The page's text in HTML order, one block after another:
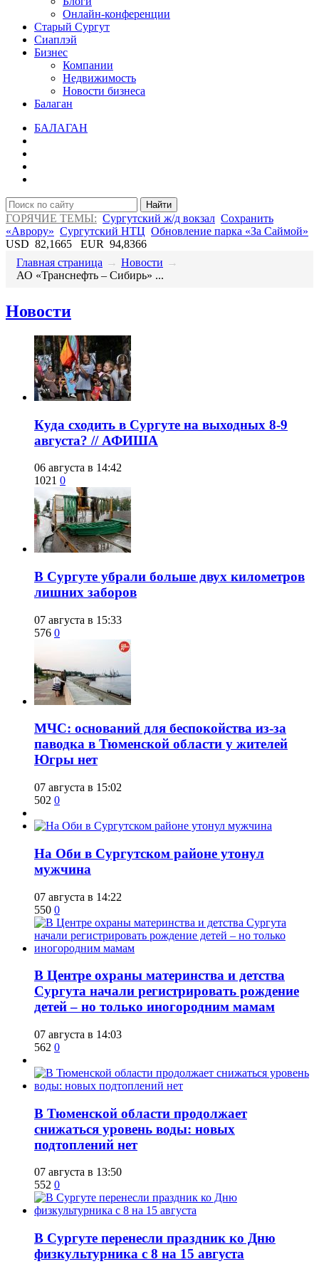
Онлайн-конференции
Старый Сургут
Сиаплэй
Бизнес
Компании
Недвижимость
Новости бизнеса
Балаган
БАЛАГАН
Найти
ГОРЯЧИЕ ТЕМЫ: Сургутский ж/д вокзал Сохранить
«Аврору» Сургутский НТЦ Обновление парка «За Саймой»
USD 82,1665 EUR 94,8366
Главная страница → Новости →
​АО «Транснефть – Сибирь» ...
Новости
​Куда сходить в Сургуте на выходных 8-9
августа? // АФИША
06 августа в 14:42
1021 0
​В Сургуте убрали больше двух километров
лишних заборов
07 августа в 15:33
576 0
​МЧС: оснований для беспокойства из-за
паводка в Тюменской области у жителей
Югры нет
07 августа в 15:02
502 0
​На Оби в Сургутском районе утонул
мужчина
07 августа в 14:22
550 0
​В Центре охраны материнства и детства
Сургута начали регистрировать рождение
детей – но только иногородним мамам
07 августа в 14:03
562 0
​В Тюменской области продолжает
снижаться уровень воды: новых
подтоплений нет
07 августа в 13:50
552 0
​В Сургуте перенесли праздник ко Дню
физкультурника с 8 на 15 августа